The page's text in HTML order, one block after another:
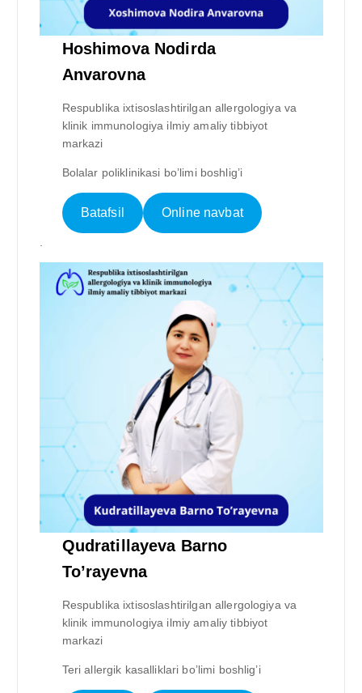
Hoshimova Nodirda
Anvarovna
Respublika ixtisoslashtirilgan allergologiya va
klinik immunologiya ilmiy amaliy tibbiyot
markazi
Bolalar poliklinikasi bo’limi boshlig’i
Batafsil Online navbat
Qudratillayeva Barno
To’rayevna
Respublika ixtisoslashtirilgan allergologiya va
klinik immunologiya ilmiy amaliy tibbiyot
markazi
Teri allergik kasalliklari bo’limi boshlig’i